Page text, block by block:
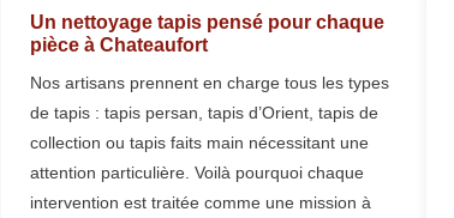
Un nettoyage tapis pensé pour chaque
pièce à Chateaufort
Nos artisans prennent en charge tous les types
de tapis : tapis persan, tapis d’Orient, tapis de
collection ou tapis faits main nécessitant une
attention particulière. Voilà pourquoi chaque
intervention est traitée comme une mission à